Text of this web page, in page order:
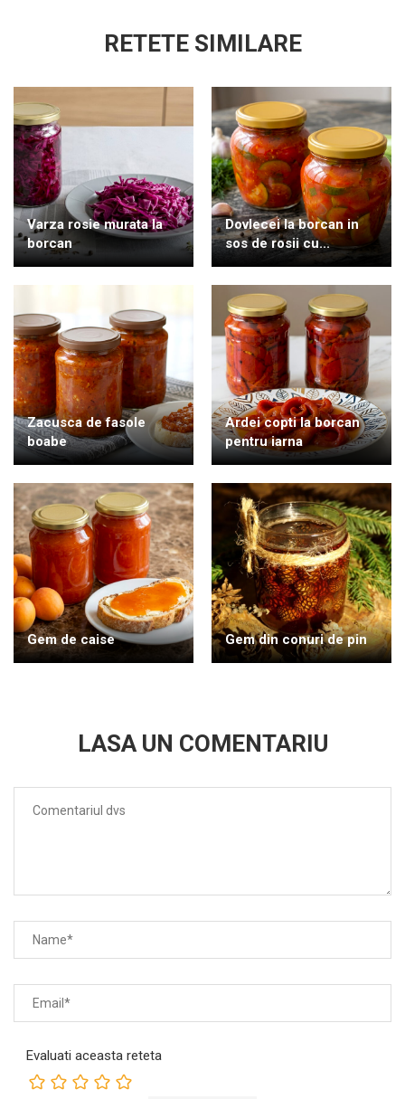
RETETE SIMILARE
Varza rosie murata la
borcan
Dovlecei la borcan in
sos de rosii cu...
Zacusca de fasole
boabe
Ardei copti la borcan
pentru iarna
Gem de caise Gem din conuri de pin
LASA UN COMENTARIU
Evaluati aceasta reteta